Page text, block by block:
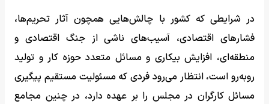
در شرایطی که کشور با چالش‌هایی همچون آثار تحریم‌ها،
فشارهای اقتصادی، آسیب‌های ناشی از جنگ اقتصادی و
منطقه‌ای، افزایش بیکاری و مسائل متعدد حوزه کار و تولید
روبه‌رو است، انتظار می‌رود فردی که مسئولیت مستقیم پیگیری
مسائل کارگران در مجلس را بر عهده دارد، در چنین مجامع